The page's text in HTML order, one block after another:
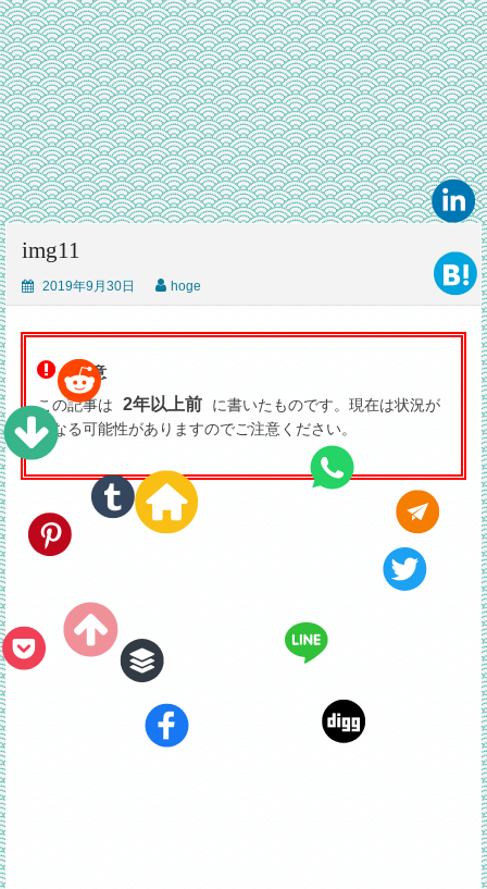
img11
2019年9月30日 hoge
ご注意
この記事は
2年以上前
に書いたものです。現在は状況が
異なる可能性がありますのでご注意ください。